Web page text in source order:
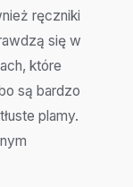
ręczniki
się w
które
są bardzo
plamy.